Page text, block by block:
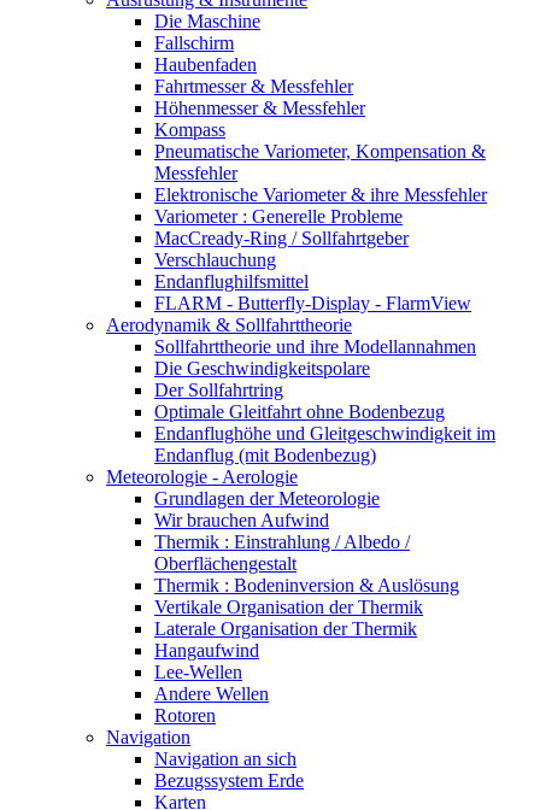
Die Maschine
Fallschirm
Haubenfaden
Fahrtmesser & Messfehler
Höhenmesser & Messfehler
Kompass
Pneumatische Variometer, Kompensation &
Messfehler
Elektronische Variometer & ihre Messfehler
Variometer : Generelle Probleme
MacCready-Ring / Sollfahrtgeber
Verschlauchung
Endanflughilfsmittel
FLARM - Butterfly-Display - FlarmView
Aerodynamik & Sollfahrttheorie
Sollfahrttheorie und ihre Modellannahmen
Die Geschwindigkeitspolare
Der Sollfahrtring
Optimale Gleitfahrt ohne Bodenbezug
Endanflughöhe und Gleitgeschwindigkeit im
Endanflug (mit Bodenbezug)
Meteorologie - Aerologie
Grundlagen der Meteorologie
Wir brauchen Aufwind
Thermik : Einstrahlung / Albedo /
Oberflächengestalt
Thermik : Bodeninversion & Auslösung
Vertikale Organisation der Thermik
Laterale Organisation der Thermik
Hangaufwind
Lee-Wellen
Andere Wellen
Rotoren
Navigation
Navigation an sich
Bezugssystem Erde
Karten